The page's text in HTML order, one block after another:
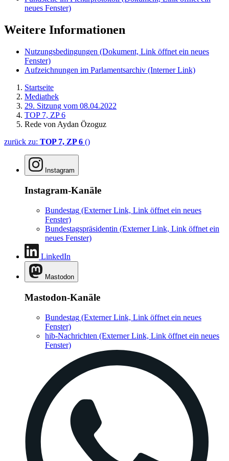
neues Fenster)
Weitere Informationen
Nutzungsbedingungen (Dokument, Link öffnet ein neues
Fenster)
Aufzeichnungen im Parlamentsarchiv (Interner Link)
Startseite
Mediathek
29. Sitzung vom 08.04.2022
TOP 7, ZP 6
Rede von Aydan Özoguz
zurück zu: TOP 7, ZP 6 ()
Instagram
Instagram-Kanäle
Bundestag (Externer Link, Link öffnet ein neues
Fenster)
Bundestagspräsidentin (Externer Link, Link öffnet ein
neues Fenster)
LinkedIn
Mastodon
Mastodon-Kanäle
Bundestag (Externer Link, Link öffnet ein neues
Fenster)
hib-Nachrichten (Externer Link, Link öffnet ein neues
Fenster)